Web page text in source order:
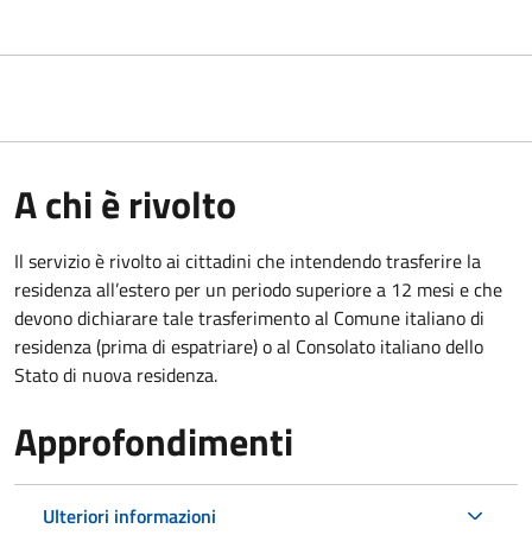
A chi è rivolto
Il servizio è rivolto ai cittadini che intendendo trasferire la
residenza all’estero per un periodo superiore a 12 mesi e che
devono dichiarare tale trasferimento al Comune italiano di
residenza (prima di espatriare) o al Consolato italiano dello
Stato di nuova residenza.
Approfondimenti
Ulteriori informazioni